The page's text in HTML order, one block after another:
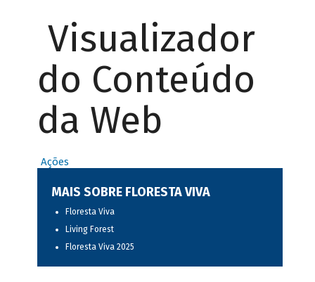
Visualizador
do Conteúdo
da Web
Ações
MAIS SOBRE FLORESTA VIVA
Floresta Viva
Living Forest
Floresta Viva 2025